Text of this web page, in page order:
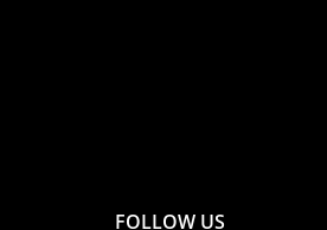
FOLLOW US